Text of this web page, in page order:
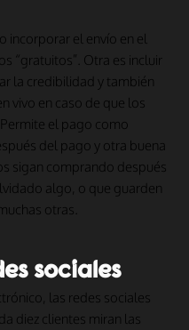
incorporar el envío en el
“gratuitos”. Otra es incluir
la credibilidad y también
vivo en caso de que los
el pago como
del pago y otra buena
sigan comprando después
algo, o que guarden
otras.
sociales
las redes sociales
diez clientes miran las